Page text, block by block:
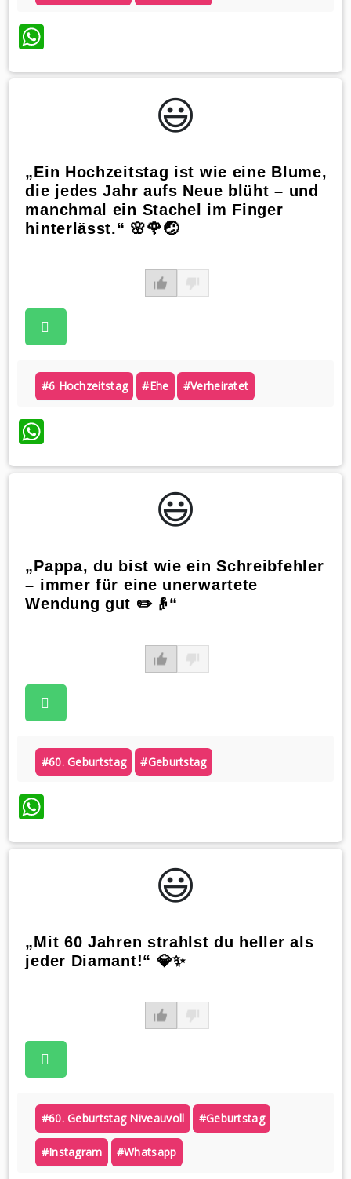
WhatsApp
😃️
„Ein Hochzeitstag ist wie eine Blume,
die jedes Jahr aufs Neue blüht – und
manchmal ein Stachel im Finger
hinterlässt.“ 🌸🌹🤕
#6 Hochzeitstag #ehe #verheiratet
WhatsApp
😃️
„Pappa, du bist wie ein Schreibfehler
– immer für eine unerwartete
Wendung gut ✏️👴“
#60. Geburtstag #geburtstag
WhatsApp
😃️
„Mit 60 Jahren strahlst du heller als
jeder Diamant!“ 💎✨
#60. Geburtstag Niveauvoll #geburtstag
#instagram #whatsapp